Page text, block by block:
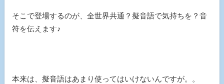
そこで登場するのが、全世界共通？擬音語で気持ちを？音
符を伝えます♪
本来は、擬音語はあまり使ってはいけないんですが。。